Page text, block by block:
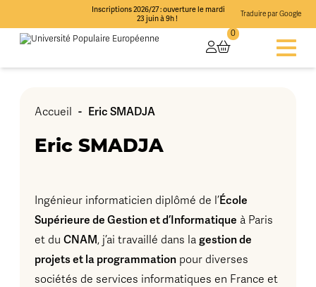
Inscriptions 2026/27 : ouverture le mardi
23 juin à 9h !
Traduire par Google
0
Accueil - Eric SMADJA
Eric SMADJA
Ingénieur informaticien diplômé de l’École
Supérieure de Gestion et d’Informatique à Paris
et du CNAM, j’ai travaillé dans la gestion de
projets et la programmation pour diverses
sociétés de services informatiques en France et